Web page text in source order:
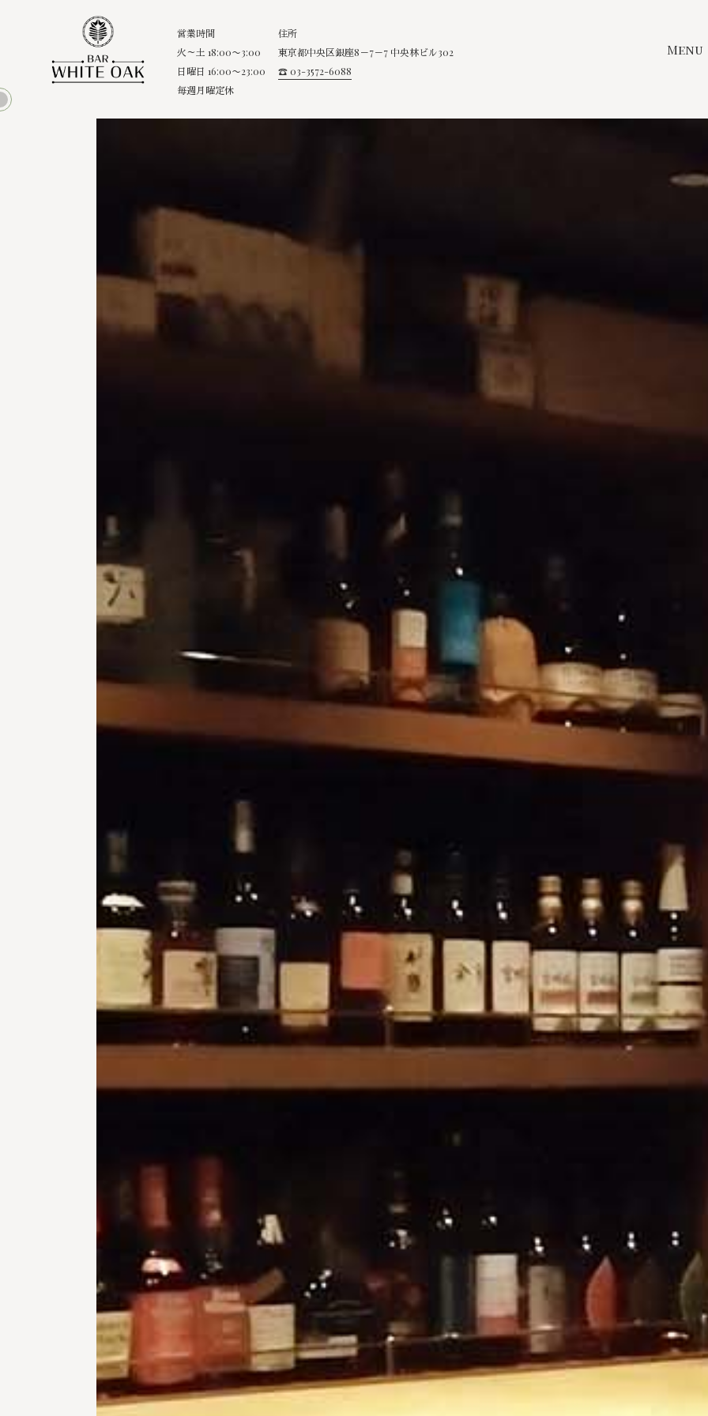
営業時間
火～土 18:00〜3:00
日曜日 16:00〜23:00
毎週月曜定休
住所
東京都中央区銀座8－7－7 中央林ビル302
☎ 03-3572-6088
Menu